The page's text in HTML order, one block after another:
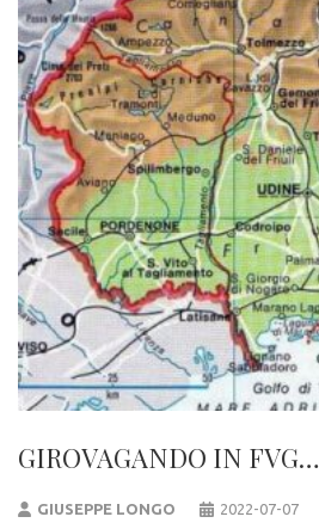
GIROVAGANDO IN FVG…
GIUSEPPE LONGO 2022-07-07